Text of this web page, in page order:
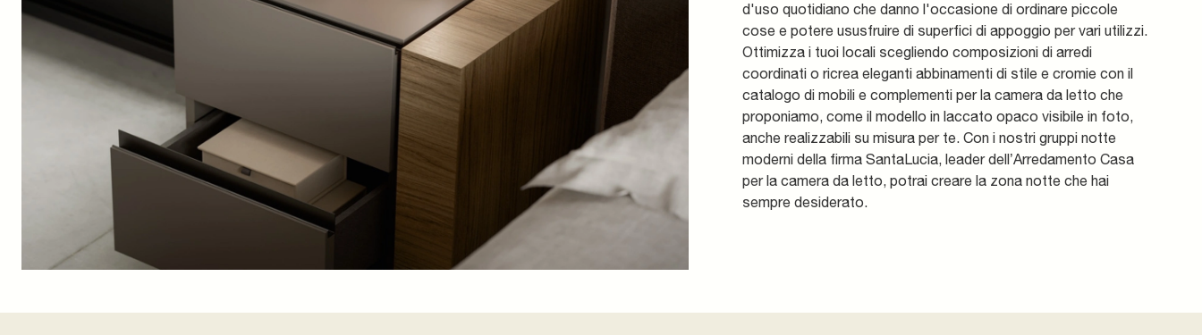
d'uso quotidiano che danno l'occasione di ordinare piccole
cose e potere ususfruire di superfici di appoggio per vari utilizzi.
Ottimizza i tuoi locali scegliendo composizioni di arredi
coordinati o ricrea eleganti abbinamenti di stile e cromie con il
catalogo di mobili e complementi per la camera da letto che
proponiamo, come il modello in laccato opaco visibile in foto,
anche realizzabili su misura per te. Con i nostri gruppi notte
moderni della firma SantaLucia, leader dell’Arredamento Casa
per la camera da letto, potrai creare la zona notte che hai
sempre desiderato.